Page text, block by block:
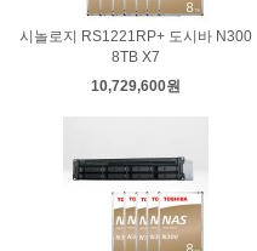
시놀로지 RS1221RP+ 도시바 N300
8TB X7
10,729,600원